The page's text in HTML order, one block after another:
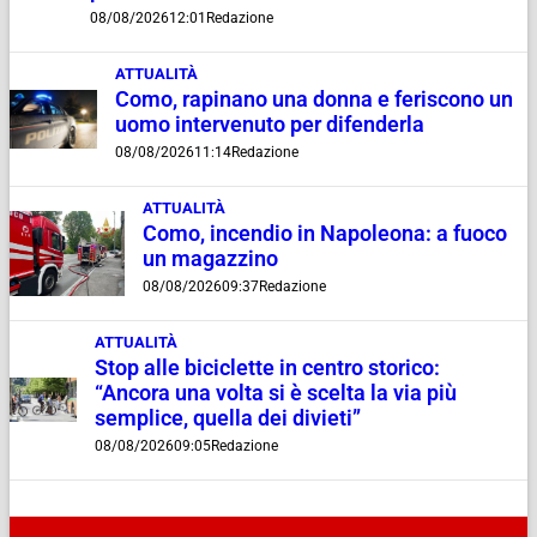
08/08/202612:01 Redazione
ATTUALITÀ
Como, rapinano una donna e feriscono un
uomo intervenuto per difenderla
08/08/202611:14Redazione
ATTUALITÀ
Como, incendio in Napoleona: a fuoco
un magazzino
08/08/202609:37Redazione
ATTUALITÀ
Stop alle biciclette in centro storico:
“Ancora una volta si è scelta la via più
semplice, quella dei divieti”
08/08/202609:05Redazione